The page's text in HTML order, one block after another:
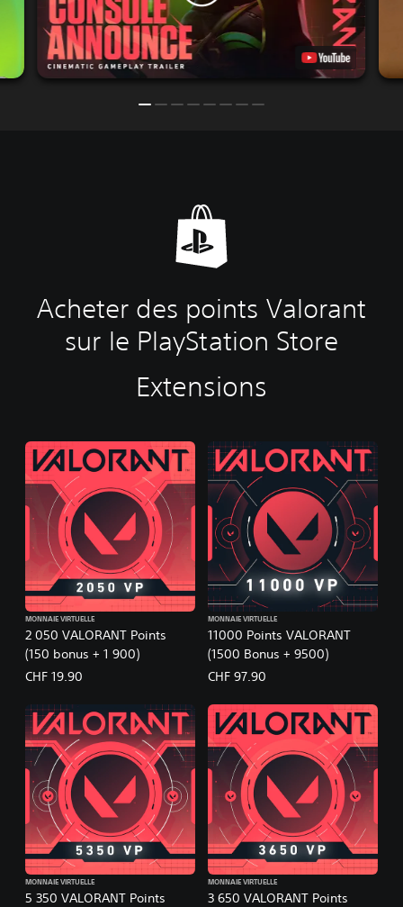
Acheter des points Valorant
sur le PlayStation Store
Extensions
2 050 VALORANT Points
(150 bonus + 1 900)
MONNAIE VIRTUELLE
CHF 19.90
11000 Points VALORANT
(1500 Bonus + 9500)
MONNAIE VIRTUELLE
CHF 97.90
5 350 VALORANT Points
MONNAIE VIRTUELLE
3 650 VALORANT Points
MONNAIE VIRTUELLE